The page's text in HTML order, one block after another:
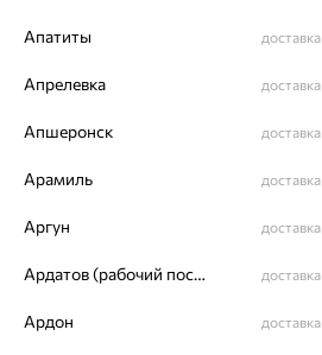
Идеальный комплект
Апатиты доставка
Апрелевка доставка
Апшеронск доставка
Арамиль доставка
Аргун доставка
Ардатов (рабочий поселок) доставка
Ардон доставка